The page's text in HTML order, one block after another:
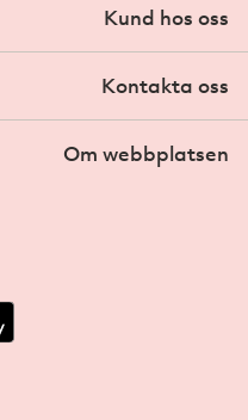
Kund hos oss
Kontakta oss
Om webbplatsen